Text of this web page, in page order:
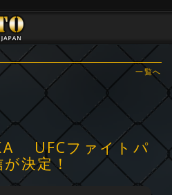
一覧へ
UFCファイトパ
決定！